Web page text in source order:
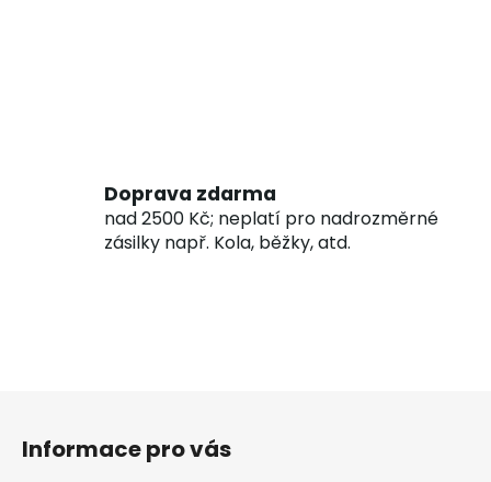
Doprava zdarma
nad 2500 Kč; neplatí pro nadrozměrné
zásilky např. Kola, běžky, atd.
Informace pro vás